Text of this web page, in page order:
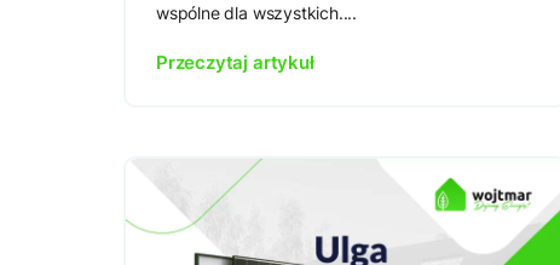
wspólne dla wszystkich....
Przeczytaj artykuł